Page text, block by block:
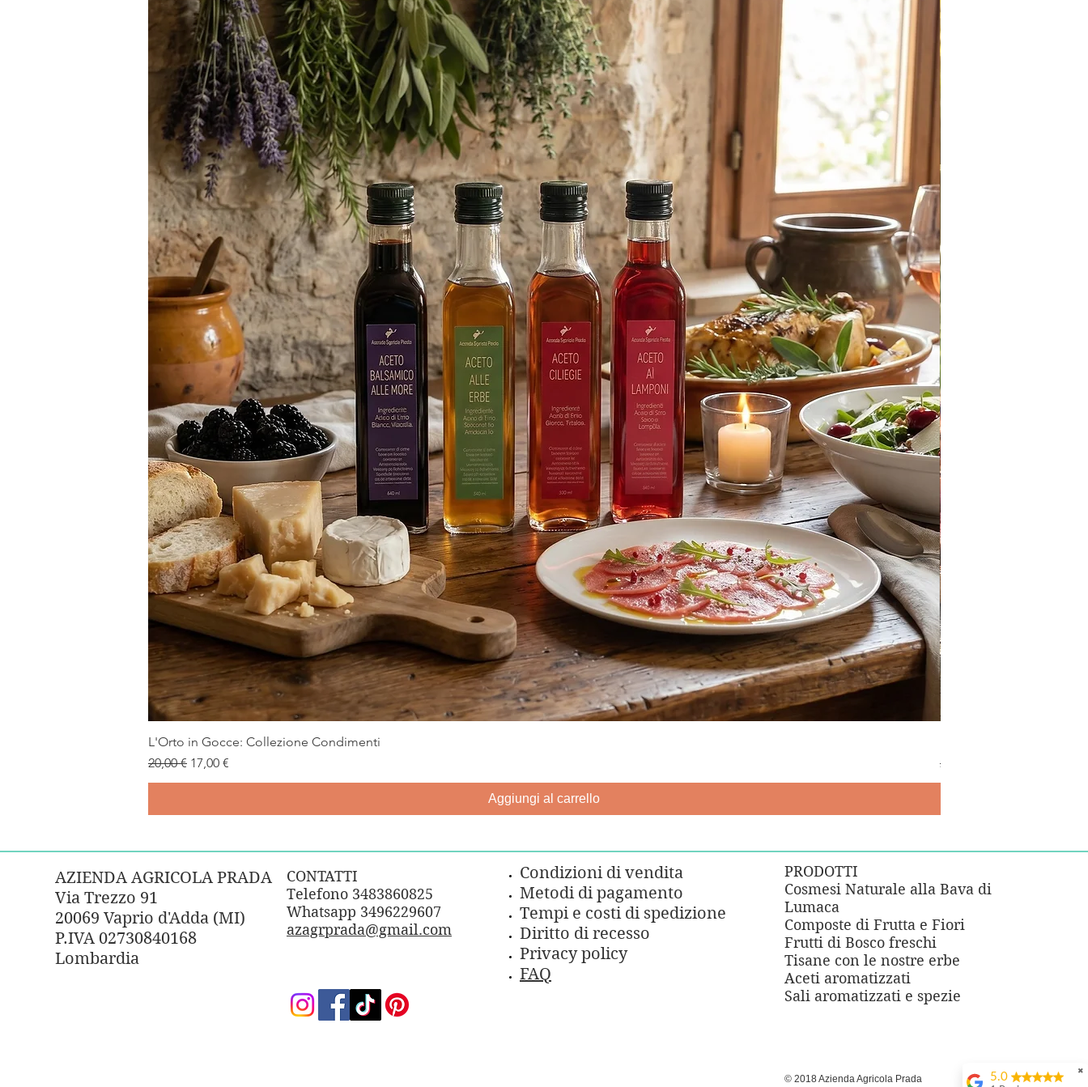
L'Orto in Gocce: Collezione Condimenti
Prezzo regolare
20,00 € Prezzo scontato
17,00 €
Aggiungi al carrello
Prezzo regolare
24,00 €
AZIENDA AGRICOLA PRADA
Via Trezzo 91
20069 Vaprio d'Adda (MI)
P.IVA 02730840168
Lombardia
CONTATTI
Telefono 3483860825
Whatsapp 3496229607
azagrprada@gmail.com
Condizioni di vendita
Metodi di pagamento
Tempi e costi di spedizione
Diritto di recesso
Privacy policy
FAQ
PRODOTTI
Cosmesi Naturale alla Bava di
Lumaca
Composte di Frutta e Fiori
Frutti di Bosco freschi
Tisane con le nostre erbe
Aceti aromatizzati
Sali aromatizzati e spezie
© 2018 Azienda Agricola Prada
✖
5.0